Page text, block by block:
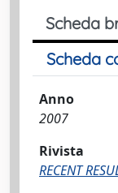
Scheda
Scheda
Anno
2007
Rivista
RECENT